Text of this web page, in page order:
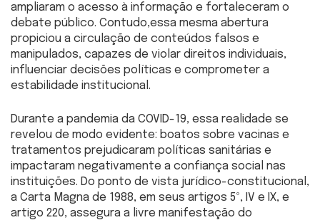
ampliaram o acesso à informação e fortaleceram o
debate público. Contudo,essa mesma abertura
propiciou a circulação de conteúdos falsos e
manipulados, capazes de violar direitos individuais,
influenciar decisões políticas e comprometer a
estabilidade institucional.
Durante a pandemia da COVID-19, essa realidade se
revelou de modo evidente: boatos sobre vacinas e
tratamentos prejudicaram políticas sanitárias e
impactaram negativamente a confiança social nas
instituições. Do ponto de vista jurídico-constitucional,
a Carta Magna de 1988, em seus artigos 5º, IV e IX, e
artigo 220, assegura a livre manifestação do